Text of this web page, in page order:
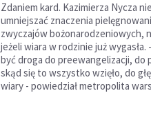
Zdaniem kard. Kazimierza Nycza
umniejszać znaczenia
zwyczajów bożonarodzeniowych,
jeżeli wiara w rodzinie już wygasła.
być droga do preewangelizacji, do
skąd się to wszystko wzięło, do
wiary - powiedział metropolita